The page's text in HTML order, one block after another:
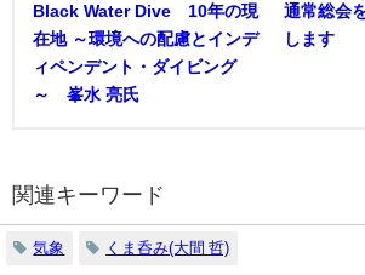
Black Water Dive®10年の現
在地 ～環境への配慮とインデ
ィペンデント・ダイビング
～ 峯水 亮氏
通常総会
します
関連キーワード
気象 くま呑み(大間 哲)